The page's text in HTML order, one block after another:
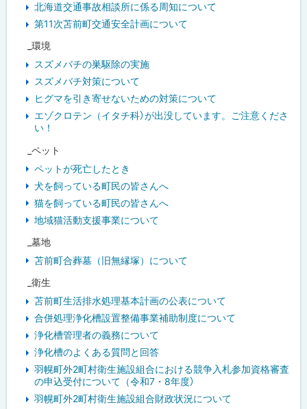
北海道交通事故相談所に係る周知について
第11次苫前町交通安全計画について
_環境
スズメバチの巣駆除の実施
スズメバチ対策について
ヒグマを引き寄せないための対策について
エゾクロテン（イタチ科）が出没しています。ご注意くださ
い！
_ペット
ペットが死亡したとき
犬を飼っている町民の皆さんへ
猫を飼っている町民の皆さんへ
地域猫活動支援事業について
_墓地
苫前町合葬墓（旧無縁塚）について
_衛生
苫前町生活排水処理基本計画の公表について
合併処理浄化槽設置整備事業補助制度について
浄化槽管理者の義務について
浄化槽のよくある質問と回答
羽幌町外2町村衛生施設組合における競争入札参加資格審査
の申込受付について（令和7・8年度）
羽幌町外2町村衛生施設組合財政状況について